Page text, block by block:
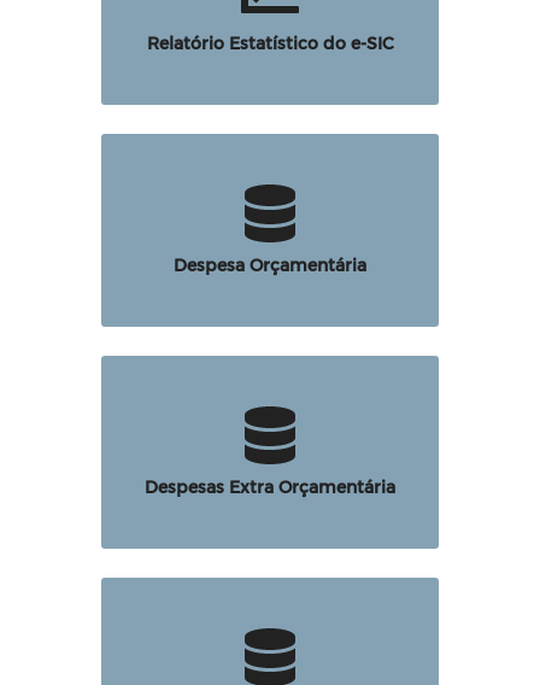
Relatório Estatístico do e-SIC
Despesa Orçamentária
Despesas Extra Orçamentária